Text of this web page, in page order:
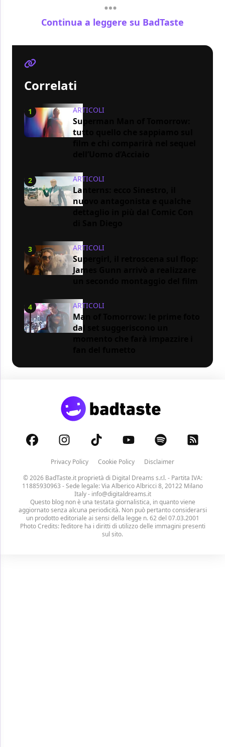
Continua a leggere su BadTaste
Correlati
1 ARTICOLI
Superman Man of Tomorrow:
tutto quello che sappiamo sul
2 ARTICOLI
Lanterns: ecco Sinestro, il
nuovo antagonista e qualche
3 ARTICOLI
Supergirl, il retroscena sul flop:
James Gunn arrivò a realizzare
4 ARTICOLI
Man of Tomorrow: le prime foto
dal set suggeriscono un
Privacy Policy Cookie Policy
Disclaimer
© 2026 BadTaste.it proprietà di Digital Dreams s.r.l.- Partita IVA:
11885930963 - Sede legale: Via Alberico Albricci 8, 20122 Milano
Italy - info@digitaldreams.it
Questo blog non è una testata giornalistica, in quanto viene
aggiornato senza alcuna periodicità. Non può pertanto considerarsi
un prodotto editoriale ai sensi della legge n. 62 del 07.03.2001
Photo Credits: l’editore ha i diritti di utilizzo delle immagini presenti
sul sito.